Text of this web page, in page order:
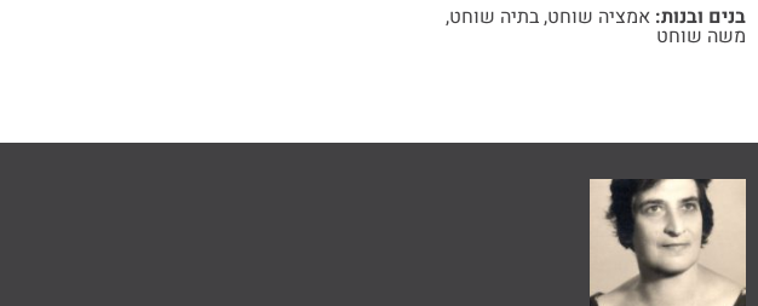
בנים ובנות: אמציה שוחט,בתיה שוחט,
משה שוחט